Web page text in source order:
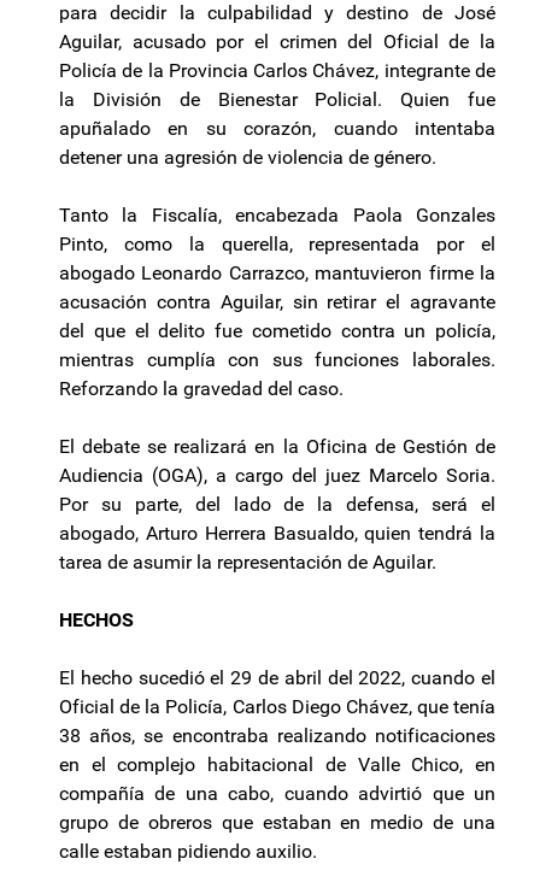
para decidir la culpabilidad y destino de José
Aguilar, acusado por el crimen del Oficial de la
Policía de la Provincia Carlos Chávez, integrante de
la División de Bienestar Policial. Quien fue
apuñalado en su corazón, cuando intentaba
detener una agresión de violencia de género.
Tanto la Fiscalía, encabezada Paola Gonzales
Pinto, como la querella, representada por el
abogado Leonardo Carrazco, mantuvieron firme la
acusación contra Aguilar, sin retirar el agravante
del que el delito fue cometido contra un policía,
mientras cumplía con sus funciones laborales.
Reforzando la gravedad del caso.
El debate se realizará en la Oficina de Gestión de
Audiencia (OGA), a cargo del juez Marcelo Soria.
Por su parte, del lado de la defensa, será el
abogado, Arturo Herrera Basualdo, quien tendrá la
tarea de asumir la representación de Aguilar.
HECHOS
El hecho sucedió el 29 de abril del 2022, cuando el
Oficial de la Policía, Carlos Diego Chávez, que tenía
38 años, se encontraba realizando notificaciones
en el complejo habitacional de Valle Chico, en
compañía de una cabo, cuando advirtió que un
grupo de obreros que estaban en medio de una
calle estaban pidiendo auxilio.